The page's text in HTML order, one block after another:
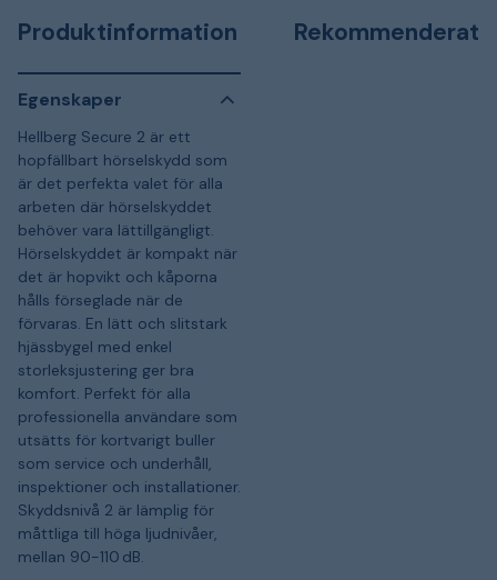
Produktinformation
Egenskaper
Hellberg Secure 2 är ett
hopfällbart hörselskydd som
är det perfekta valet för alla
arbeten där hörselskyddet
behöver vara lättillgängligt.
Hörselskyddet är kompakt när
det är hopvikt och kåporna
hålls förseglade när de
förvaras. En lätt och slitstark
hjässbygel med enkel
storleksjustering ger bra
komfort. Perfekt för alla
professionella användare som
utsätts för kortvarigt buller
som service och underhåll,
inspektioner och installationer.
Skyddsnivå 2 är lämplig för
måttliga till höga ljudnivåer,
mellan 90-110 dB.
Rekommenderat